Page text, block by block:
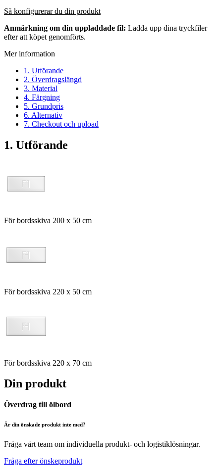
Så konfigurerar du din produkt
Anmärkning om din uppladdade fil: Ladda upp dina tryckfiler
efter att köpet genomförts.
Mer information
1. Utförande
2. Överdragslängd
3. Material
4. Färgning
5. Grundpris
6. Alternativ
7. Checkout och upload
1. Utförande
För bordsskiva 200 x 50 cm
För bordsskiva 220 x 50 cm
För bordsskiva 220 x 70 cm
Din produkt
Överdrag till ölbord
Är din önskade produkt inte med?
Fråga vårt team om individuella produkt- och logistiklösningar.
Fråga efter önskeprodukt